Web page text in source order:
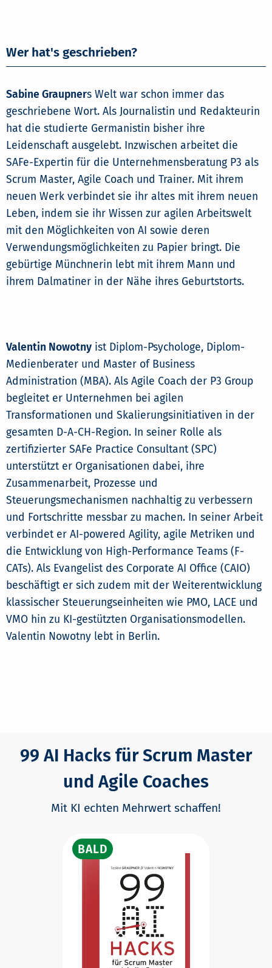
Wer hat's geschrieben?
Sabine Graupners Welt war schon immer das
geschriebene Wort. Als Journalistin und Redakteurin
hat die studierte Germanistin bisher ihre
Leidenschaft ausgelebt. Inzwischen arbeitet die
SAFe-Expertin für die Unternehmensberatung P3 als
Scrum Master, Agile Coach und Trainer. Mit ihrem
neuen Werk verbindet sie ihr altes mit ihrem neuen
Leben, indem sie ihr Wissen zur agilen Arbeitswelt
mit den Möglichkeiten von AI sowie deren
Verwendungsmöglichkeiten zu Papier bringt. Die
gebürtige Münchnerin lebt mit ihrem Mann und
ihrem Dalmatiner in der Nähe ihres Geburtstorts.
Valentin Nowotny ist Diplom-Psychologe, Diplom-
Medienberater und Master of Business
Administration (MBA). Als Agile Coach der P3 Group
begleitet er Unternehmen bei agilen
Transformationen und Skalierungsinitiativen in der
gesamten D-A-CH-Region. In seiner Rolle als
zertifizierter SAFe Practice Consultant (SPC)
unterstützt er Organisationen dabei, ihre
Zusammenarbeit, Prozesse und
Steuerungsmechanismen nachhaltig zu verbessern
und Fortschritte messbar zu machen. In seiner Arbeit
verbindet er AI-powered Agility, agile Metriken und
die Entwicklung von High-Performance Teams (F-
CATs). Als Evangelist des Corporate AI Office (CAIO)
beschäftigt er sich zudem mit der Weiterentwicklung
klassischer Steuerungseinheiten wie PMO, LACE und
VMO hin zu KI-gestützten Organisationsmodellen.
Valentin Nowotny lebt in Berlin.
99 AI Hacks für Scrum Master
und Agile Coaches
Mit KI echten Mehrwert schaffen!